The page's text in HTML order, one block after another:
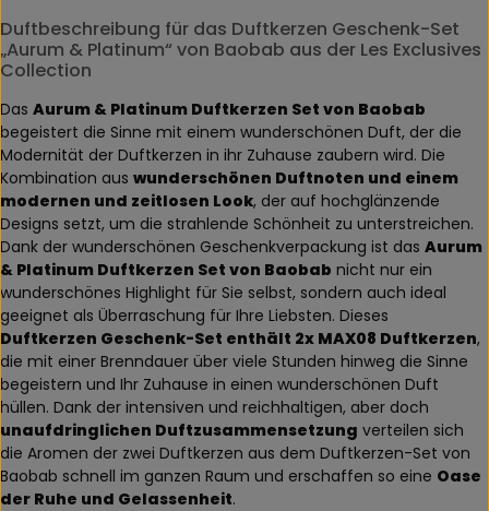
Duftbeschreibung für das Duftkerzen Geschenk-Set
„Aurum & Platinum“ von Baobab aus der Les Exclusives
Collection
Das Aurum & Platinum Duftkerzen Set von Baobab
begeistert die Sinne mit einem wunderschönen Duft, der die
Modernität der Duftkerzen in ihr Zuhause zaubern wird. Die
Kombination aus wunderschönen Duftnoten und einem
modernen und zeitlosen Look, der auf hochglänzende
Designs setzt, um die strahlende Schönheit zu unterstreichen.
Dank der wunderschönen Geschenkverpackung ist das Aurum
& Platinum Duftkerzen Set von Baobab nicht nur ein
wunderschönes Highlight für Sie selbst, sondern auch ideal
geeignet als Überraschung für Ihre Liebsten. Dieses
Duftkerzen Geschenk-Set enthält 2x MAX08 Duftkerzen,
die mit einer Brenndauer über viele Stunden hinweg die Sinne
begeistern und Ihr Zuhause in einen wunderschönen Duft
hüllen. Dank der intensiven und reichhaltigen, aber doch
unaufdringlichen Duftzusammensetzung verteilen sich
die Aromen der zwei Duftkerzen aus dem Duftkerzen-Set von
Baobab schnell im ganzen Raum und erschaffen so eine Oase
der Ruhe und Gelassenheit.